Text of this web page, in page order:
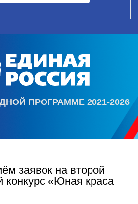
ПРОГРАММЕ 2021-2026
заявок на второй
конкурс «Юная краса